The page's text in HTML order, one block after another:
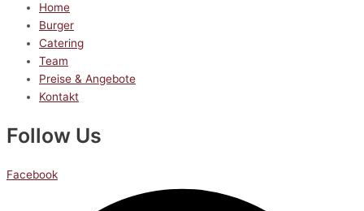
Home
Burger
Catering
Team
Preise & Angebote
Kontakt
Follow Us
Facebook